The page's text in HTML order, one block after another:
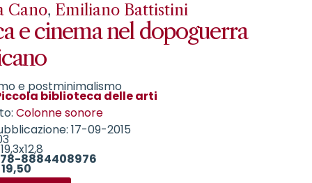
Cano, Emiliano Battistini
e cinema nel dopoguerra
e postminimalismo
biblioteca delle arti
Colonne sonore
17-09-2015
8884408976